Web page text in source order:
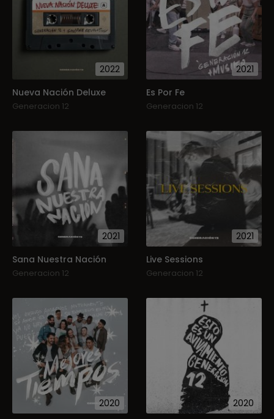
2022
Nueva Nación Deluxe
Generacion 12
2021
Es Por Fe
Generacion 12
2021
Sana Nuestra Nación
Generacion 12
2021
Live Sessions
Generacion 12
2020
2020